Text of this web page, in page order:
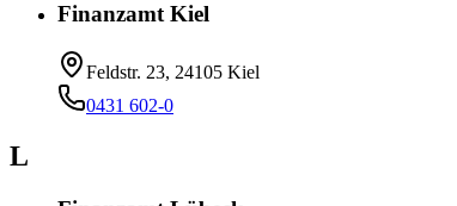
Finanzamt Kiel
Feldstr. 23, 24105 Kiel
0431 602-0
L